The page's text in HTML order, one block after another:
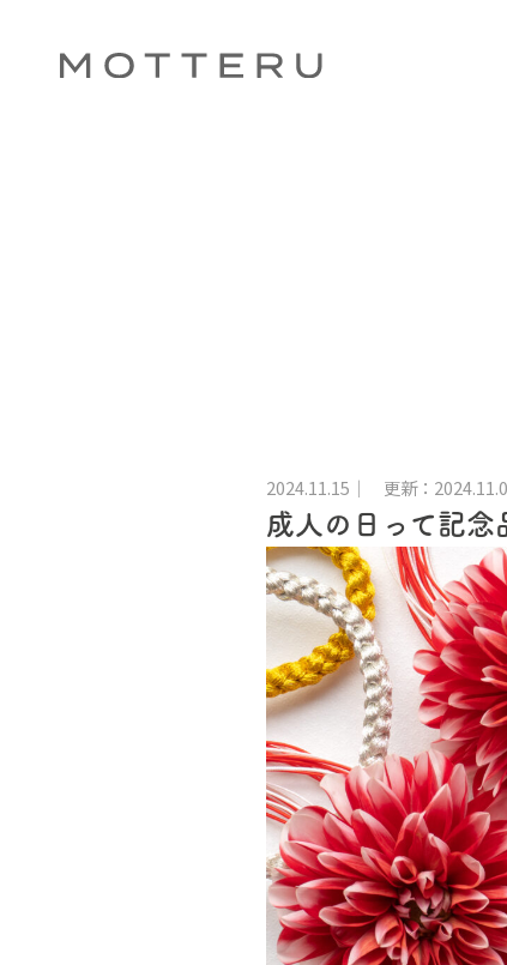
2024.11.15 更新：
成人の日って記念